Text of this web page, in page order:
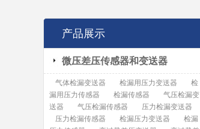
产品展示
微压差压传感器和变送器
气体检漏变送器 检漏用压力变送器
检
漏用压力传感器
检漏传感器
气压检漏变
送器
气压检漏传感器
压力检漏变送器
压力检漏传感器
检漏压力变送器
检漏